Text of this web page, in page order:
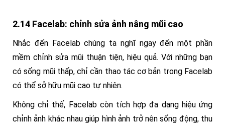
2.14 Facelab: chỉnh sửa ảnh nâng mũi cao
Nhắc đến Facelab chúng ta nghĩ ngay đến một phần
mềm chỉnh sửa mũi thuận tiện, hiệu quả. Với những bạn
có sống mũi thấp, chỉ cần thao tác cơ bản trong Facelab
có thể sở hữu mũi cao tự nhiên.
Không chỉ thế, Facelab còn tích hợp đa dạng hiệu ứng
chỉnh ảnh khác nhau giúp hình ảnh trở nên sống động, thu